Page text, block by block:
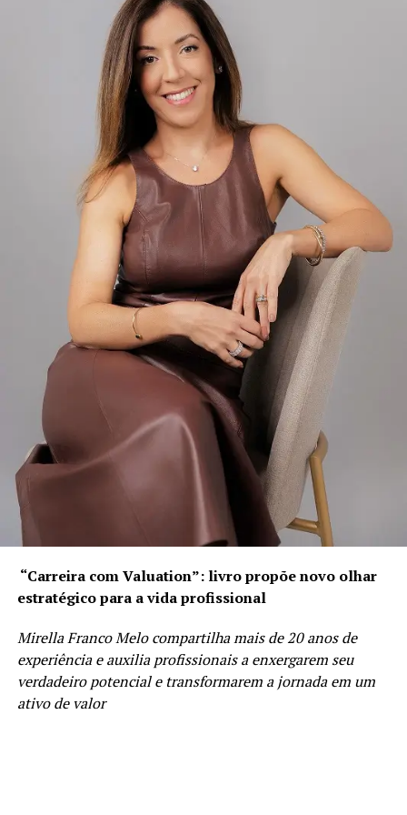
experiência terrível. Serve de exemplo para todos
políticos e a coletividade. Mas fica nisso. Não é algo que
traria angústia e aflição.
Protocolado em 2023, o texto de Crivella foi,
inicialmente, apelidade de “anistia light” por abarcar
apenas manifestantes que se envolveram nos atos de 8
de Janeiro e não depredaram patrimônio público nem
atacaram policiais. Após a condenação de Bolsonaro e de
aliados do ex-presidente, o texto ganhou uma nova
discussão na Câmara…
BRASIL DAS INJUSTIÇAS… E O POVO PAGA A CONTA.
“Carreira com Valuation”: livro propõe novo olhar
estratégico para a vida profissional
Mirella Franco Melo compartilha mais de 20 anos de
experiência e auxilia profissionais a enxergarem seu
verdadeiro potencial e transformarem a jornada em um
ativo de valor